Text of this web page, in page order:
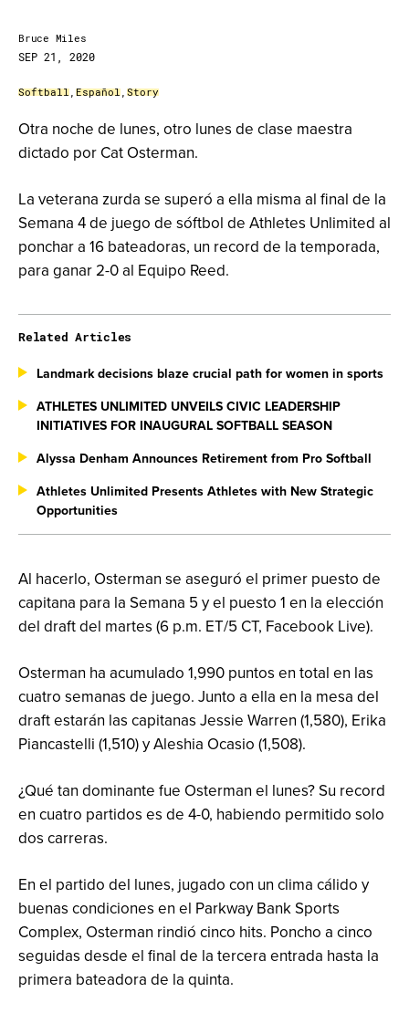
Bruce Miles
SEP 21, 2020
Softball Español Story
Otra noche de lunes, otro lunes de clase maestra
dictado por Cat Osterman.
La veterana zurda se superó a ella misma al final de la
Semana 4 de juego de sóftbol de Athletes Unlimited al
ponchar a 16 bateadoras, un record de la temporada,
para ganar 2-0 al Equipo Reed.
Al hacerlo, Osterman se aseguró el primer puesto de
capitana para la Semana 5 y el puesto 1 en la elección
del draft del martes (6 p.m. ET/5 CT, Facebook Live).
Osterman ha acumulado 1,990 puntos en total en las
cuatro semanas de juego. Junto a ella en la mesa del
draft estarán las capitanas Jessie Warren (1,580), Erika
Piancastelli (1,510) y Aleshia Ocasio (1,508).
¿Qué tan dominante fue Osterman el lunes? Su record
en cuatro partidos es de 4-0, habiendo permitido solo
dos carreras.
En el partido del lunes, jugado con un clima cálido y
buenas condiciones en el Parkway Bank Sports
Complex, Osterman rindió cinco hits. Poncho a cinco
seguidas desde el final de la tercera entrada hasta la
primera bateadora de la quinta.
Related Articles
Landmark decisions blaze crucial path for women in sports
ATHLETES UNLIMITED UNVEILS CIVIC LEADERSHIP
INITIATIVES FOR INAUGURAL SOFTBALL SEASON
Alyssa Denham Announces Retirement from Pro Softball
Athletes Unlimited Presents Athletes with New Strategic
Opportunities